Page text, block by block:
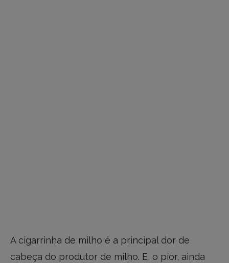
A cigarrinha de milho é a principal dor de
cabeça do produtor de milho. E, o pior, ainda